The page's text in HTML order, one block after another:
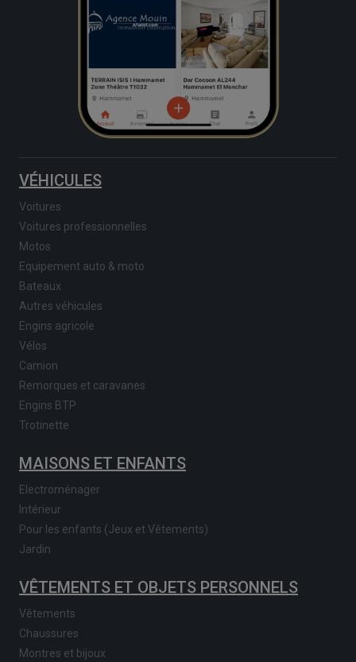
VÉHICULES
Voitures
Voitures professionnelles
Motos
Equipement auto & moto
Bateaux
Autres véhicules
Engins agricole
Vélos
Camion
Remorques et caravanes
Engins BTP
Trotinette
MAISONS ET ENFANTS
Electroménager
Intérieur
Pour les enfants (Jeux et Vêtements)
Jardin
VÊTEMENTS ET OBJETS PERSONNELS
Vêtements
Chaussures
Montres et bijoux